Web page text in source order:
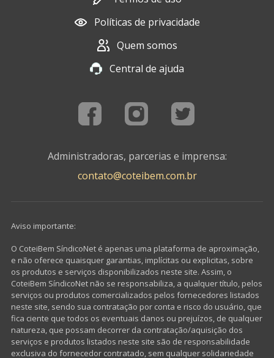
Políticas de privacidade
Quem somos
Central de ajuda
Administradoras, parcerias e imprensa:
contato@coteibem.com.br
Aviso importante:
O CoteiBem SíndicoNet é apenas uma plataforma de aproximação,
e não oferece quaisquer garantias, implícitas ou explicitas, sobre
os produtos e serviços disponibilizados neste site. Assim, o
CoteiBem SíndicoNet não se responsabiliza, a qualquer título, pelos
serviços ou produtos comercializados pelos fornecedores listados
neste site, sendo sua contratação por conta e risco do usuário, que
fica ciente que todos os eventuais danos ou prejuízos, de qualquer
natureza, que possam decorrer da contratação/aquisição dos
serviços e produtos listados neste site são de responsabilidade
exclusiva do fornecedor contratado, sem qualquer solidariedade